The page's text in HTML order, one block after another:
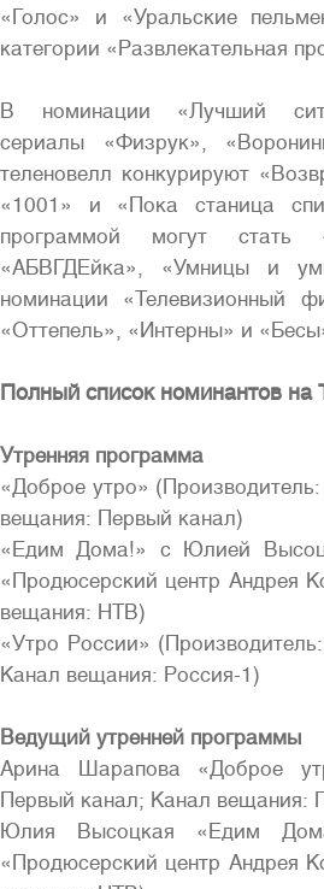
«Голос» и «Уральские
категории «Развлекательная
В номинации «Лучший
сериалы «Физрук»,
теленовелл конкурируют
«1001» и «Пока станица
программой могут стать
«АБВГДЕйка», «Умницы и
номинации «Телевизионный
«Оттепель», «Интерны» и
Полный список номинантов
Утренняя программа
«Доброе утро»
вещания: Первый канал)
«Едим Дома!» с Юлией
«Продюсерский центр Андрея
вещания: НТВ)
«Утро России»
Канал вещания: Россия-1)
Ведущий утренней программы
Арина Шарапова «Доброе
Первый канал; Канал вещания:
Юлия Высоцкая «Едим
«Продюсерский центр Андрея